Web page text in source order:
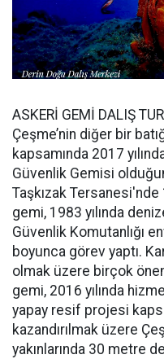
ASKERİ GEMİ DALIŞ
Çeşme’nin diğer bir
kapsamında 2017
Güvenlik Gemisi
Taşkızak Tersanesi'nde
gemi, 1983 yılında
Güvenlik Komutanlığı
boyunca görev yaptı.
olmak üzere birçok
gemi, 2016 yılında
yapay resif projesi
kazandırılmak üzere
yakınlarında 30 metre